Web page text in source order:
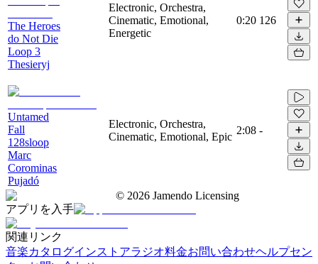
The Heroes
do Not Die
Loop 3
Thesieryj
Electronic, Orchestra,
Cinematic, Emotional,
Energetic
0:20 126
Untamed
Fall
128sloop
Marc
Corominas
Pujadó
Electronic, Orchestra,
Cinematic, Emotional, Epic
2:08 -
© 2026 Jamendo Licensing
アプリを入手
関連リンク
音楽カタログインストアラジオ料金お問い合わせヘルプセン